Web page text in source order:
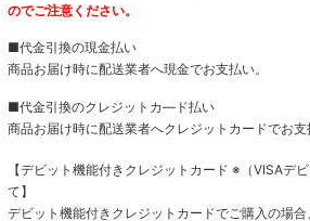
のでご注意ください。
■代金引換の現金払い
商品お届け時に配送業者へ現金でお支払い。
■代金引換のクレジットカ―ド払い
商品お届け時に配送業者へクレジットカードでお支
【デビット機能付きクレジットカード ※（VISAデビ
て】
デビット機能付きクレジットカードでご購入の場